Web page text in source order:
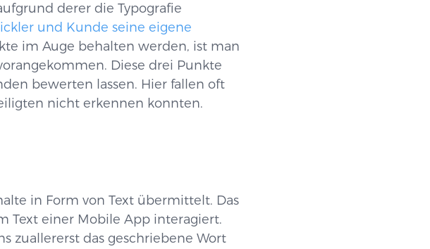
derer die Typografie
und Kunde seine eigene
im Auge behalten werden, ist man
Diese drei Punkte
bewerten lassen. Hier fallen oft
nicht erkennen konnten.
in Form von Text übermittelt. Das
Text einer Mobile App interagiert.
zuallererst das geschriebene Wort